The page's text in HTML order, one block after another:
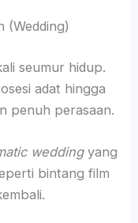
(Wedding)
seumur hidup.
adat hingga
penuh perasaan.
weddingyang
bintang film